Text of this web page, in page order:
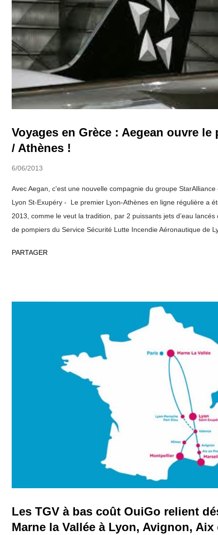
Voyages en Grèce : Aegean ouvre le
/ Athènes !
6/06/2013
Avec Aegan, c'est une nouvelle compagnie du groupe
Lyon St-Exupéry - Le premier Lyon-Athènes en ligne régulière a
2013, comme le veut la tradition, par 2 puissants jets d’eau
de pompiers du Service Sécurité Lutte Incendie Aéronautique de
prochain avec deux fréquences hebdomadaires, les Jeudi et
sièges ) Selon la performance réalisée en 2013, la compagnie
estivale en 2014 sur une période plus longue, avec un
hebdomadaires et quelques rotations en hiver. ...
PARTAGER
Les TGV à bas coût OuiGo relient
Marne la Vallée à Lyon, Avignon, Aix